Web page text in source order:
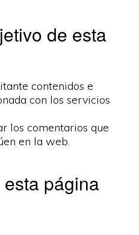
de esta
contenidos e
con los servicios
los comentarios que
en la web.
página